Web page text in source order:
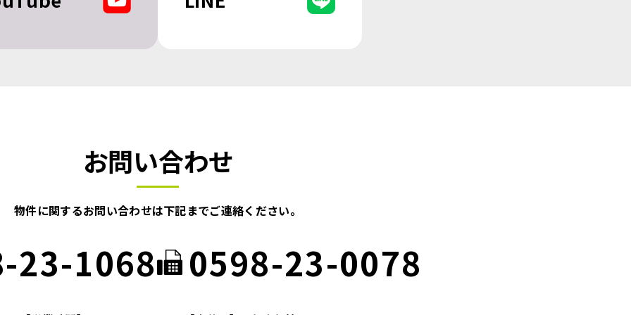
お問い合わせ
物件に関するお問い合わせは下記までご連絡ください。
23-1068 0598-23-0078